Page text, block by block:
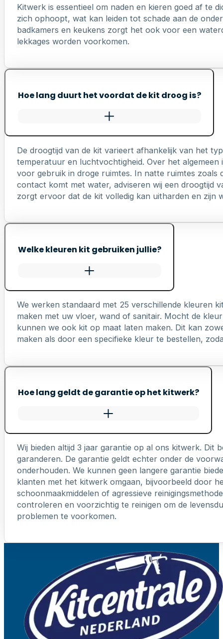
Kitwerk is essentieel om naden en kieren goed af te
zich ophoopt, wat kan leiden tot schade aan de
badkamers en keukens zorgt het ook voor een
lekkages worden voorkomen.
Hoe lang duurt het voordat de kit droog is?
De droogtijd van de kit varieert afhankelijk van het
temperatuur en luchtvochtigheid. Over het
voor gebruik in droge ruimtes. In natte ruimtes zoals
contact komt met water, adviseren wij een droogtijd
zorgt ervoor dat de kit volledig kan uitharden en zijn
Welke kleuren kit gebruiken jullie?
We werken standaard met 25 verschillende kleuren
maken met uw vloer, wand of sanitair. Mocht de
kunnen we ook kit op maat laten maken. Dit kan
maken als door een specifieke kleur te bestellen,
Hoe lang geldt de garantie op het kitwerk?
Wij bieden altijd 3 jaar garantie op al ons kitwerk. Dit
garanderen. De garantie geldt echter onder de
onderhouden. We kunnen geen langere garantie
klanten met het kitwerk omgaan, bijvoorbeeld door
schoonmaakmiddelen of agressieve
controleren en voorzichtig te reinigen om de
problemen te voorkomen.